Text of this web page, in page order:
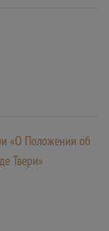
«О Положении об
Твери»